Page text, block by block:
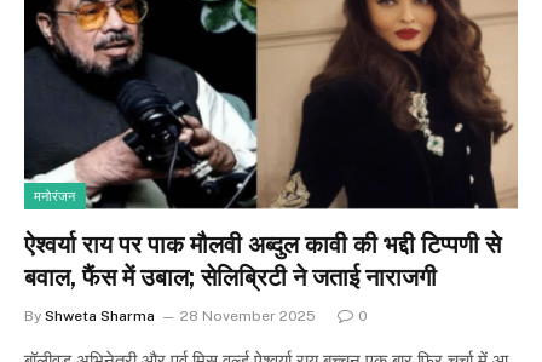
मनोरंजन
ऐश्वर्या राय पर पाक मौलवी अब्दुल कावी की भद्दी टिप्पणी से
बवाल, फैंस में उबाल; सेलिब्रिटी ने जताई नाराजगी
By Shweta Sharma 28 November 2025 0